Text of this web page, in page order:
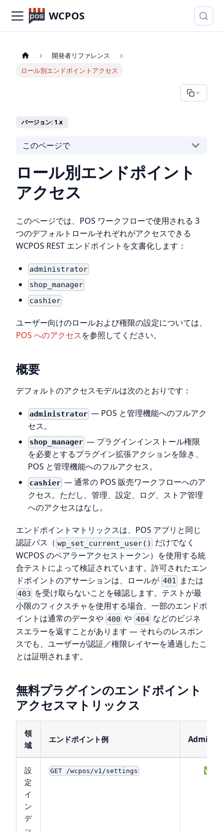
WCPOS
開発者リファレンス
ロール別エンドポイントアクセス
バージョン: 1.x
このページで
ロール別エンドポイント
アクセス
このページでは、POS ワークフローで使用される 3
つのデフォルトロールそれぞれがアクセスできる
WCPOS REST エンドポイントを文書化します：
administrator
shop_manager
cashier
ユーザー向けのロールおよび権限の設定については、
POS へのアクセスを参照してください。
概要
デフォルトのアクセスモデルは次のとおりです：
administrator — POS と管理機能へのフルアク
セス。
shop_manager — プラグインインストール権限
を必要とするプラグイン拡張アクションを除き、
POS と管理機能へのフルアクセス。
cashier — 通常の POS 販売ワークフローへのア
クセス。ただし、管理、設定、ログ、ストア管理
へのアクセスはなし。
エンドポイントマトリックスは、POS アプリと同じ
認証パス（ wp_set_current_user()
だけでなく
WCPOS のベアラーアクセストークン）を使用する統
合テストによって検証されています。許可されたエン
ドポイントのアサーションは、ロールが 401 または
403 を受け取らないことを確認します。テストが最
小限のフィクスチャを使用する場合、一部のエンドポ
イントは通常のデータや 400 や 404などのビジネ
スエラーを返すことがあります — それらのレスポン
スでも、ユーザーが認証／権限レイヤーを通過したこ
とは証明されます。
無料プラグインのエンドポイント
アクセスマトリックス
領
域
エンドポイント例 Admin
設
定
イ
ン
デ
ッ
GET /wcpos/v1/settings ✅